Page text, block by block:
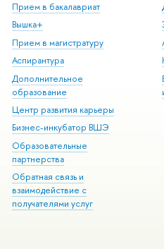
Прием в бакалавриат
Вышка+
Прием в магистратуру
Аспирантура
Дополнительное
образование
Центр развития карьеры
Бизнес-инкубатор ВШЭ
Образовательные
партнерства
Обратная связь и
взаимодействие с
получателями услуг